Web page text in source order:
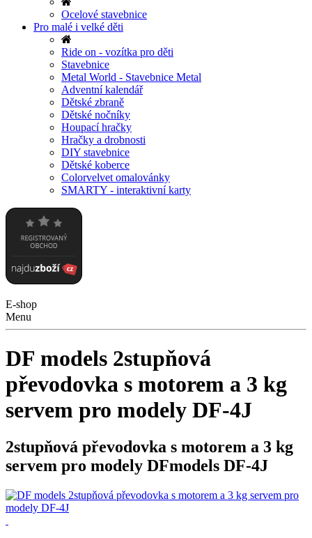
Ocelové stavebnice
Pro malé i velké děti
Ride on - vozítka pro děti
Stavebnice
Metal World - Stavebnice Metal
Adventní kalendář
Dětské zbraně
Dětské nočníky
Houpací hračky
Hračky a drobnosti
DIY stavebnice
Dětské koberce
Colorvelvet omalovánky
SMARTY - interaktivní karty
E-shop
Menu
DF models 2stupňová
převodovka s motorem a 3 kg
servem pro modely DF-4J
2stupňová převodovka s motorem a 3 kg
servem pro modely DFmodels DF-4J